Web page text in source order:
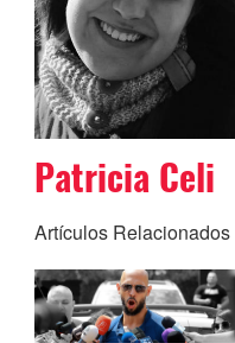
Patricia Celi
Artículos Relacionados